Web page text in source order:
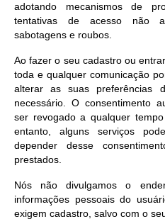
adotando mecanismos de
tentativas de acesso não
sabotagens e roubos.
Ao fazer o seu cadastro ou
toda e qualquer comunicação
alterar as suas preferências
necessário. O consentimento
ser revogado a qualquer
entanto, alguns serviços
depender desse
prestados.
Nós não divulgamos o
informações pessoais do
exigem cadastro, salvo com o